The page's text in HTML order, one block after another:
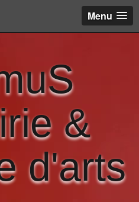
Menu
&
d'arts